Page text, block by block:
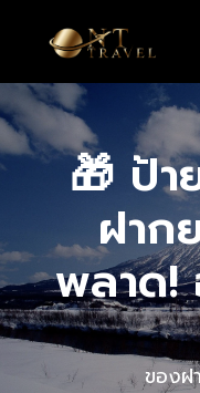
ของฝ
🎁 ป้า
ฝาก
พลาด!